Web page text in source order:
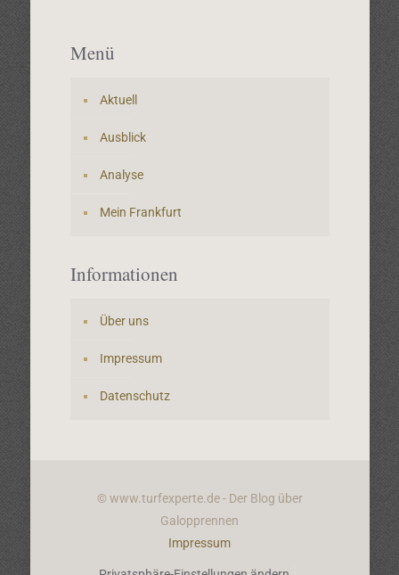
Menü
Aktuell
Ausblick
Analyse
Mein Frankfurt
Informationen
Über uns
Impressum
Datenschutz
© www.turfexperte.de - Der Blog über
Galopprennen
Impressum